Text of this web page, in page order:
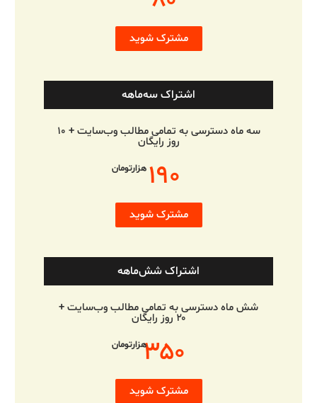
مشترک شوید
اشتراک سه‌ماهه
سه ماه دسترسی به تمامی مطالب وب‌سایت + ۱۰
روز رایگان
۱۹۰ هزارتومان
مشترک شوید
اشتراک شش‌ماهه
شش ماه دسترسی به تمامی مطالب وب‌سایت +
۲۰ روز رایگان
۳۵۰هزارتومان
مشترک شوید